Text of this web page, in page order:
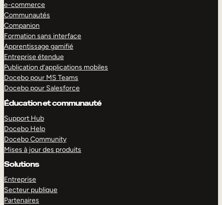
e-commerce
Communautés
Companion
Formation sans interface
Apprentissage gamifié
Entreprise étendue
Publication d’applications mobiles
Docebo pour MS Teams
Docebo pour Salesforce
Éducation et communauté
Support Hub
Docebo Help
Docebo Community
Mises à jour des produits
Solutions
Entreprise
Secteur publique
Partenaires